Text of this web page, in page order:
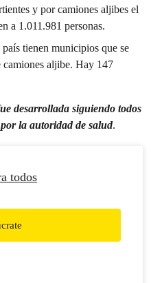
y por camiones aljibes el
a 1.011.981 personas.
tienen municipios que se
camiones aljibe. Hay 147
desarrollada siguiendo todos
la autoridad de salud.
todos